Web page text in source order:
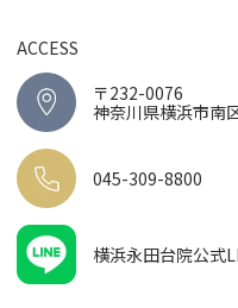
ACCESS
〒232-0076
神奈川県横浜市南
045-309-8800
横浜永田台院公式